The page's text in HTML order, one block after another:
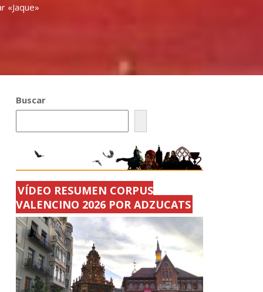
«Jaque»
Buscar
VÍDEO RESUMEN CORPUS
VALENCINO 2026 POR ADZUCATS